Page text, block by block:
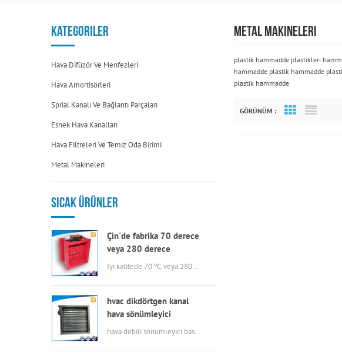
KATEGORILER
Hava Difüzör Ve Menfezleri
Hava Amortisörleri
Sprial Kanalı Ve Bağlantı Parçaları
Esnek Hava Kanalları
Hava Filtreleri Ve Temiz Oda Birimi
Metal Makineleri
SICAK ÜRÜNLER
Çin'de fabrika 70 derece
veya 280 derece
elektrikli msfd hava
kanalı için hvac yangın
söndürücü
Iyi kalitede 70 ℃ veya 280 ℃ elektrikli yangın söndürücü
hvac dikdörtgen kanal
hava sönümleyici
hava debili sönümleyici basit yapı, düşük kaçak, küçük tork, esnek işletme, korozyon direnci.
METAL MAKINELERI
plastik hammadde plastikleri
hammadde plastik hammadde
plastik hammadde
GÖRÜNÜM : Grid View